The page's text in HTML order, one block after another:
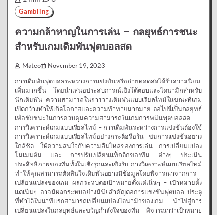
Gambling
ความกล้าหาญในการเล่น – กลยุทธ์การชนะ
สำหรับเกมเดิมพันฟุตบอลสด
Mateo November 19, 2023
การเดิมพันฟุตบอลระหว่างการแข่งขันหรือถ่ายทอดสดได้รับความนิยม
เพิ่มมากขึ้น โดยนำเสนอประสบการณ์เชิงโต้ตอบและไดนามิกสำหรับ
นักเดิมพัน ความสามารถในการวางเดิมพันแบบเรียลไทม์ในขณะที่เกม
เปิดกว้างทำให้เกิดโอกาสและความท้าทายมากมาย ต่อไปนี้เป็นกลยุทธ์
เพื่อชัยชนะในการควบคุมความสามารถในเกมการพนันฟุตบอลสด
การวิเคราะห์เกมแบบเรียลไทม์ – การเดิมพันระหว่างการแข่งขันต้องใช้
การวิเคราะห์เกมแบบเรียลไทม์อย่างกระตือรือร้น ชมการแข่งขันอย่าง
ใกล้ชิด ให้ความสนใจกับความลื่นไหลของการเล่น การเปลี่ยนแปลง
โมเมนตัม และ การปรับเปลี่ยนแท็กติกของทีม ต่างๆ ประเมิน
ประสิทธิภาพของทีมทั้งในเชิงรุกและเชิงรับ การวิเคราะห์แบบเรียลไทม์
ทำให้คุณสามารถตัดสินใจเดิมพันอย่างมีข้อมูลโดยพิจารณาจากการ
เปลี่ยนแปลงของเกม ผลกระทบต่อเป้าหมายตั้งแต่เนิ่นๆ – เป้าหมายตั้ง
แต่เนิ่นๆ อาจมีผลกระทบอย่างมีนัยสำคัญต่อการแข่งขันฟุตบอล ประตู
ที่ทำได้ในนาทีแรกสามารถเปลี่ยนแปลงไดนามิกของเกม นำไปสู่การ
เปลี่ยนแปลงในกลยุทธ์และขวัญกำลังใจของทีม พิจารณาว่าเป้าหมาย